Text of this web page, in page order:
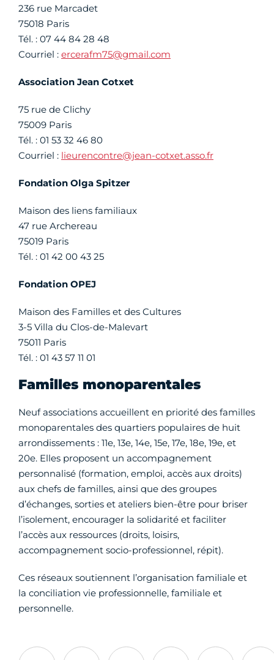
236 rue Marcadet
75018 Paris
Tél. : 07 44 84 28 48
Courriel : ercerafm75@gmail.com
Association Jean Cotxet
75 rue de Clichy
75009 Paris
Tél. : 01 53 32 46 80
Courriel : lieurencontre@jean-cotxet.asso.fr
Fondation Olga Spitzer
Maison des liens familiaux
47 rue Archereau
75019 Paris
Tél. : 01 42 00 43 25
Fondation OPEJ
Maison des Familles et des Cultures
3-5 Villa du Clos-de-Malevart
75011 Paris
Tél. : 01 43 57 11 01
Familles monoparentales
Neuf associations accueillent en priorité des familles
monoparentales des quartiers populaires de huit
arrondissements : 11e, 13e, 14e, 15e, 17e, 18e, 19e, et
20e. Elles proposent un accompagnement
personnalisé (formation, emploi, accès aux droits)
aux chefs de familles, ainsi que des groupes
d’échanges, sorties et ateliers bien-être pour briser
l’isolement, encourager la solidarité et faciliter
l’accès aux ressources (droits, loisirs,
accompagnement socio-professionnel, répit).
Ces réseaux soutiennent l’organisation familiale et
la conciliation vie professionnelle, familiale et
personnelle.